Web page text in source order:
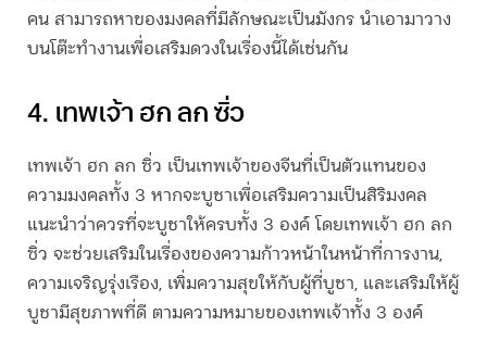
คน สามารถหาของมงคลที่มีลักษณะเป็นมังกร นำเอามาวาง
บนโต๊ะทำงานเพื่อเสริมดวงในเรื่องนี้ได้เช่นกัน
4. เทพเจ้า ฮก ลก ซิ่ว
เทพเจ้า ฮก ลก ซิ่ว เป็นเทพเจ้าของจีนที่เป็นตัวแทนของ
ความมงคลทั้ง 3 หากจะบูชาเพื่อเสริมความเป็นสิริมงคล
แนะนำว่าควรที่จะบูชาให้ครบทั้ง 3 องค์ โดยเทพเจ้า ฮก ลก
ซิ่ว จะช่วยเสริมในเรื่องของความก้าวหน้าในหน้าที่การงาน,
ความเจริญรุ่งเรือง, เพิ่มความสุขให้กับผู้ที่บูชา, และเสริมให้ผู้
บูชามีสุขภาพที่ดี ตามความหมายของเทพเจ้าทั้ง 3 องค์